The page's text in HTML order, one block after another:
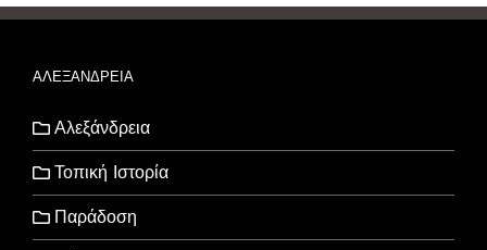
ΑΛΕΞΑΝΔΡΕΙΑ
Αλεξάνδρεια
Τοπική Ιστορία
Παράδοση